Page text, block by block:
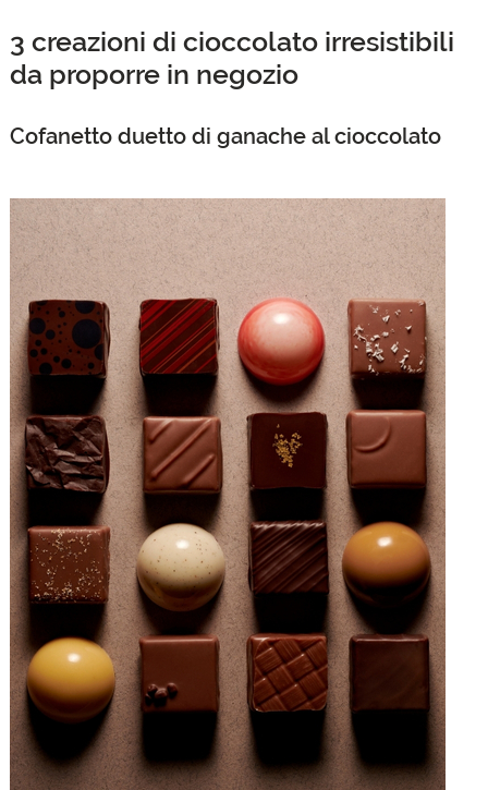
3 creazioni di cioccolato irresistibili
da proporre in negozio
Cofanetto duetto di ganache al cioccolato